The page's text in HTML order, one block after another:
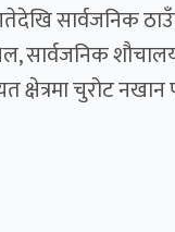
सार्वजनिक
सार्वजनिक
क्षेत्रमा चुरोट